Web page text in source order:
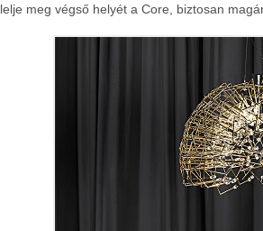
lelje meg végső helyét a Core, biztosan